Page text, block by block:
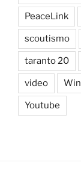
PeaceLink
scoutismo
taranto 20
video
Youtube